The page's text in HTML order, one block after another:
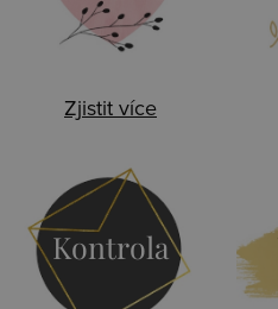
Zjistit více
Kontrola